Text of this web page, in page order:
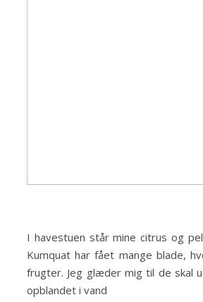
I havestuen står mine citrus og
Kumquat har fået mange blade,
frugter. Jeg glæder mig til de skal
opblandet i vand